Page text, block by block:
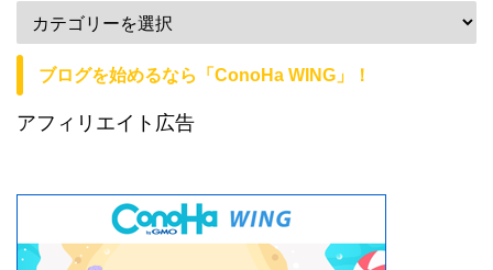
ブログを始めるなら「ConoHa WING」！
アフィリエイト広告